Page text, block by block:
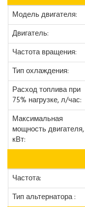
Модель двигателя:
Двигатель:
Частота вращения:
Тип охлаждения:
Расход топлива при
75% нагрузке, л/час:
Максимальная
мощность двигателя,
кВт:
Частота:
Тип альтернатора :